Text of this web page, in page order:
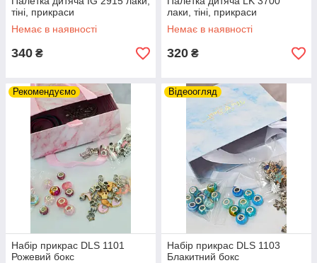
тіні, прикраси
Немає в наявності
340 ₴
лаки, тіні, прикраси
Немає в наявності
320 ₴
Рекомендуємо
Набір прикрас DLS 1101
Рожевий бокс
Відеоогляд
Набір прикрас DLS 1103
Блакитний бокс